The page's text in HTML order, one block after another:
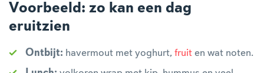
Voorbeeld: zo kan een dag
eruitzien
Ontbijt: havermout met yoghurt, fruit en wat noten.